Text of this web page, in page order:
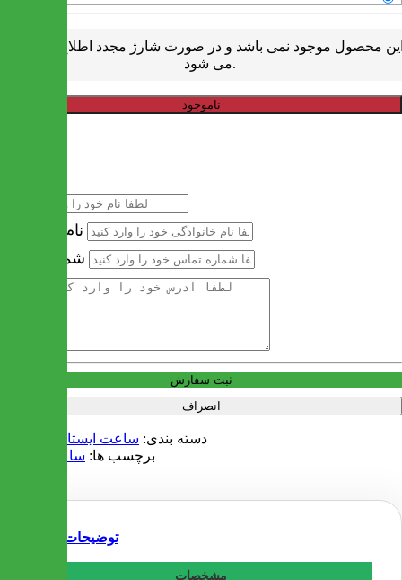
محصول موجود نمی باشد و در صورت شارژ مجدد اطلاع رسانی
می شود.
ناموجود
نام خانوادگی
شماره تماس
ثبت سفارش
انصراف
دسته بندی: ساعت ایستاده و دیواری
برچسب ها: ساعت ایستاده
توضیحات
مشخصات